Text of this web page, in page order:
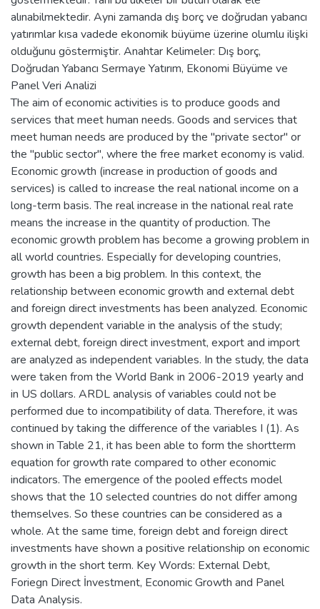
alınabilmektedir. Ayni zamanda dış borç ve doğrudan yabancı
yatırımlar kısa vadede ekonomik büyüme üzerine olumlu ilişki
olduğunu göstermiştir. Anahtar Kelimeler: Dış borç,
Doğrudan Yabancı Sermaye Yatırım, Ekonomi Büyüme ve
Panel Veri Analizi
The aim of economic activities is to produce goods and
services that meet human needs. Goods and services that
meet human needs are produced by the "private sector" or
the "public sector", where the free market economy is valid.
Economic growth (increase in production of goods and
services) is called to increase the real national income on a
long-term basis. The real increase in the national real rate
means the increase in the quantity of production. The
economic growth problem has become a growing problem in
all world countries. Especially for developing countries,
growth has been a big problem. In this context, the
relationship between economic growth and external debt
and foreign direct investments has been analyzed. Economic
growth dependent variable in the analysis of the study;
external debt, foreign direct investment, export and import
are analyzed as independent variables. In the study, the data
were taken from the World Bank in 2006-2019 yearly and
in US dollars. ARDL analysis of variables could not be
performed due to incompatibility of data. Therefore, it was
continued by taking the difference of the variables I (1). As
shown in Table 21, it has been able to form the shortterm
equation for growth rate compared to other economic
indicators. The emergence of the pooled effects model
shows that the 10 selected countries do not differ among
themselves. So these countries can be considered as a
whole. At the same time, foreign debt and foreign direct
investments have shown a positive relationship on economic
growth in the short term. Key Words: External Debt,
Foriegn Direct İnvestment, Economic Growth and Panel
Data Analysis.